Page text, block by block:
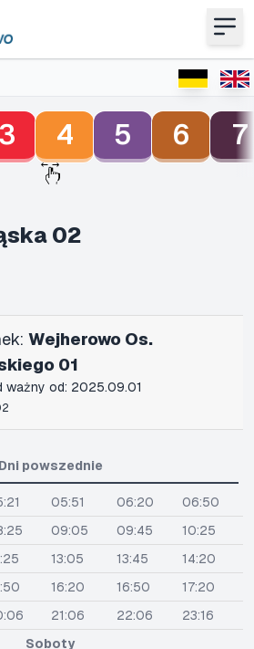
3 4 5 6 7
02
Wejherowo Os.
01
ważny od: 2025.09.01
Dni powszednie
05:51 06:20
06:50
09:05 09:45
10:25
13:05 13:45
14:20
16:20 16:50
17:20
21:06 22:06
23:16
Soboty